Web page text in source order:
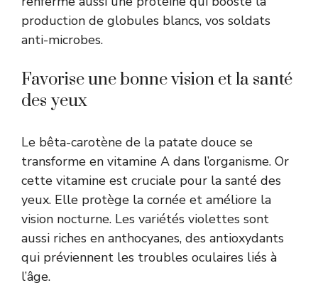
production de globules blancs, vos soldats
anti-microbes.
Favorise une bonne vision et la santé
des yeux
Le bêta-carotène de la patate douce se
transforme en vitamine A dans l’organisme. Or
cette vitamine est cruciale pour la santé des
yeux. Elle protège la cornée et améliore la
vision nocturne. Les variétés violettes sont
aussi riches en anthocyanes, des antioxydants
qui préviennent les troubles oculaires liés à
l’âge.